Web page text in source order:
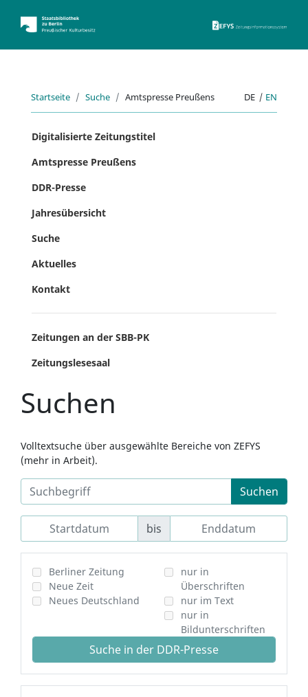
Startseite Suche Amtspresse Preußens DE | EN
Digitalisierte Zeitungstitel
Amtspresse Preußens
DDR-Presse
Jahresübersicht
Suche
Aktuelles
Kontakt
Zeitungen an der SBB-PK
Zeitungslesesaal
Suchen
Volltextsuche über ausgewählte Bereiche von ZEFYS
(mehr in Arbeit).
Suchen
bis
Berliner Zeitung
Neue Zeit
Neues Deutschland
nur in
Überschriften
nur im Text
nur in
Bildunterschriften
Suche in der DDR-Presse